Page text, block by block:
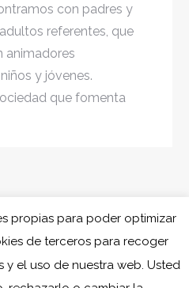
con padres y
referentes, que
animadores
y jóvenes.
que fomenta
propias para poder optimizar
de terceros para recoger
y el uso de nuestra web. Usted